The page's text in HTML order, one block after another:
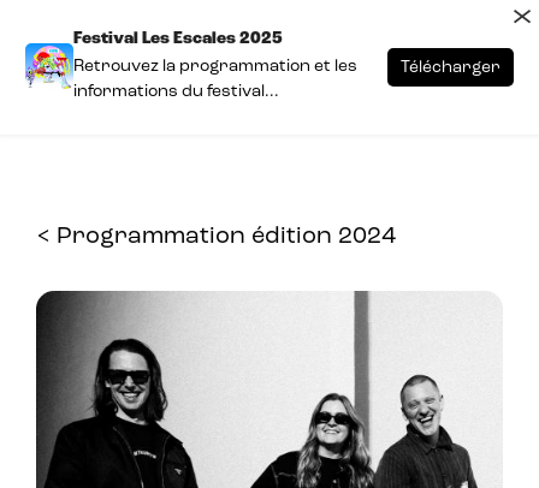
< Programmation édition 2024
Festival Les Escales 2025
Retrouvez la programmation et les
informations du festival...
Télécharger
×